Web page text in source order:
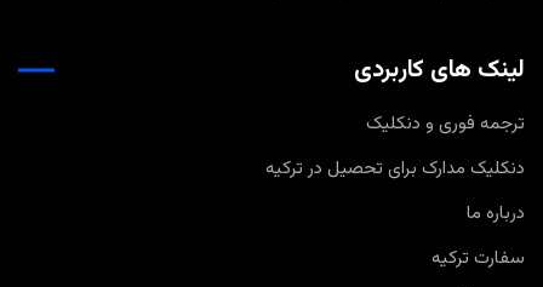
لینک های کاربردی
ترجمه فوری و دنکلیک
دنکلیک مدارک برای تحصیل در ترکیه
درباره ما
سفارت ترکیه